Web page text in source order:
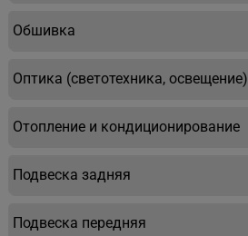
Обшивка
Оптика (светотехника, освещение)
Отопление и кондиционирование
Подвеска задняя
Подвеска передняя